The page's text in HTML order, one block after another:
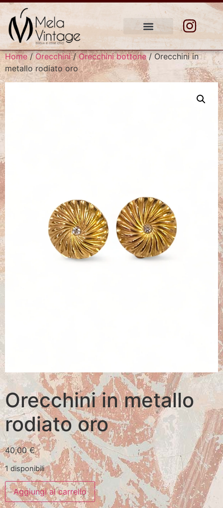
Home/Orecchini/Orecchini bottone/ Orecchini in
metallo rodiato oro
Orecchini in metallo
rodiato oro
40,00€
1 disponibili
Aggiungi al carrello